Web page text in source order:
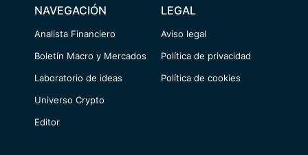
NAVEGACIÓN
Analista Financiero
Boletín Macro y Mercados
Laboratorio de ideas
Universo Crypto
Editor
LEGAL
Aviso legal
Política de privacidad
Política de cookies